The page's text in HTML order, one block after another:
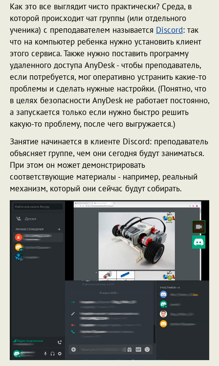
Как это все выглядит чисто практически? Среда, в
которой происходит чат группы (или отдельного
ученика) с преподавателем называется Discord: так
что на компьютер ребенка нужно установить клиент
этого сервиса. Также нужно поставить программу
удаленного доступа AnyDesk - чтобы преподаватель,
если потребуется, мог оперативно устранить какие-то
проблемы и сделать нужные настройки. (Понятно, что
в целях безопасности AnyDesk не работает постоянно,
а запускается только если нужно быстро решить
какую-то проблему, после чего выгружается.)
Занятие начинается в клиенте Discord: преподаватель
объясняет группе, чем они сегодня будут заниматься.
При этом он может демонстрировать
соответствующие материалы - например, реальный
механизм, который они сейчас будут собирать.